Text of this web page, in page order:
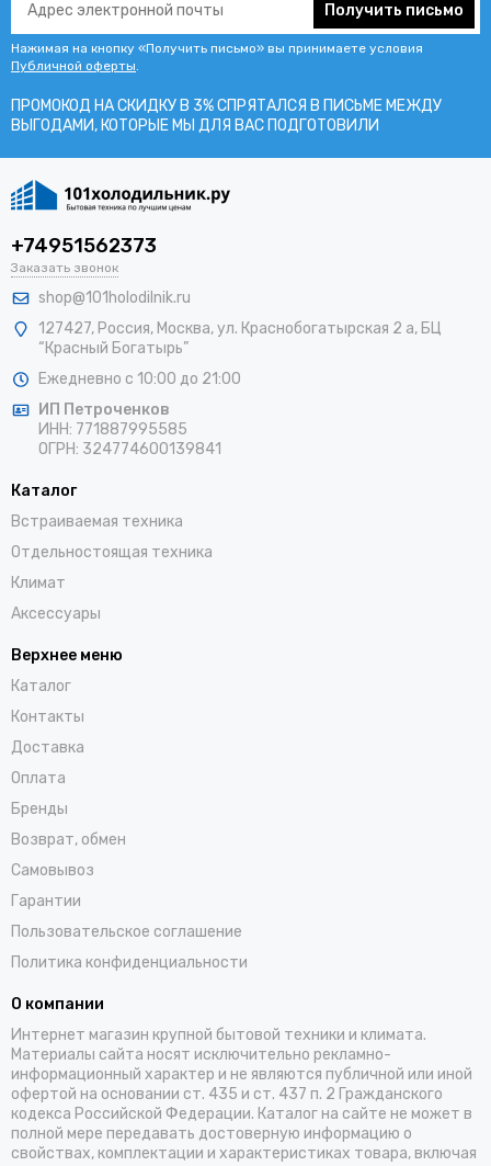
Получить письмо
Нажимая на кнопку «Получить письмо» вы принимаете условия
Публичной оферты.
ПРОМОКОД НА СКИДКУ В 3% СПРЯТАЛСЯ В ПИCЬМЕ МЕЖДУ
ВЫГОДАМИ, КОТОРЫЕ МЫ ДЛЯ ВАС ПОДГОТОВИЛИ
+74951562373
Заказать звонок
shop@101holodilnik.ru
127427, Россия, Москва,ул. Краснобогатырская 2 а, БЦ
“Красный Богатырь”
Ежедневно с 10:00 до 21:00
ИП Петроченков
ИНН: 771887995585
ОГРН: 324774600139841
Каталог
Встраиваемая техника
Отдельностоящая техника
Климат
Аксессуары
Верхнее меню
Каталог
Контакты
Доставка
Оплата
Бренды
Возврат, обмен
Самовывоз
Гарантии
Пользовательское соглашение
Политика конфиденциальности
О компании
Интернет магазин крупной бытовой техники и климата.
Материалы сайта носят исключительно рекламно-
информационный характер и не являются публичной или иной
офертой на основании ст. 435 и ст. 437 п. 2 Гражданского
кодекса Российской Федерации. Каталог на сайте не может в
полной мере передавать достоверную информацию о
свойствах, комплектации и характеристиках товара, включая